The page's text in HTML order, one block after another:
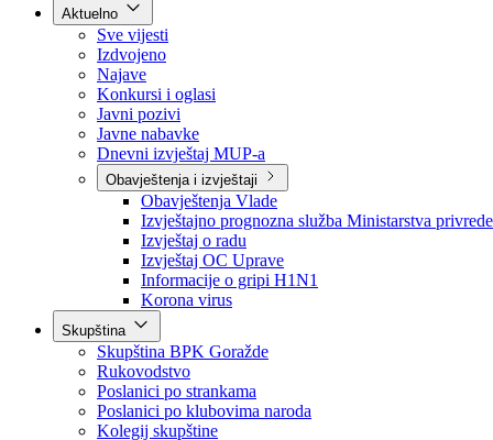
Kontakt
Aktuelno
Sve vijesti
Izdvojeno
Najave
Konkursi i oglasi
Javni pozivi
Javne nabavke
Dnevni izvještaj MUP-a
Obavještenja i izvještaji
Obavještenja Vlade
Izvještajno prognozna služba Ministarstva privrede
Izvještaj o radu
Izvještaj OC Uprave
Informacije o gripi H1N1
Korona virus
Skupština
Skupština BPK Goražde
Rukovodstvo